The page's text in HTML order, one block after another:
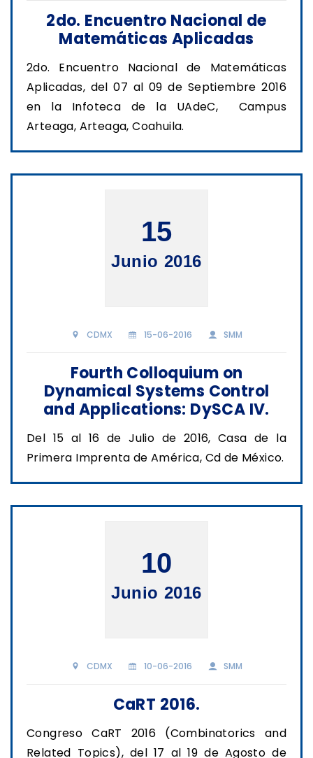
2do. Encuentro Nacional de
Matemáticas Aplicadas
2do. Encuentro Nacional de Matemáticas
Aplicadas, del 07 al 09 de Septiembre 2016
en la Infoteca de la UAdeC, Campus
Arteaga, Arteaga, Coahuila.
15
Junio 2016
CDMX 15-06-2016 SMM
Fourth Colloquium on
Dynamical Systems Control
and Applications: DySCA IV.
Del 15 al 16 de Julio de 2016, Casa de la
Primera Imprenta de América, Cd de México.
10
Junio 2016
CDMX 10-06-2016 SMM
CaRT 2016.
Congreso CaRT 2016 (Combinatorics and
Related Topics), del 17 al 19 de Agosto de